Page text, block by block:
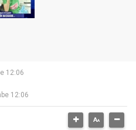
12:06
12:06